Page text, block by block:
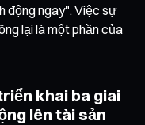
động ngay". Việc sự
lại là một phần của
khai ba giai
lên tài sản